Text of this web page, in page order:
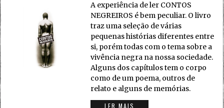
A experiência de ler CONTOS
NEGREIROS é bem peculiar. O livro
traz uma seleção de várias
pequenas histórias diferentes entre
si, porém todas com o tema sobre a
vivência negra na nossa sociedade.
Alguns dos capítulos tem o corpo
como de um poema, outros de
relato e alguns de memórias.
LER MAIS